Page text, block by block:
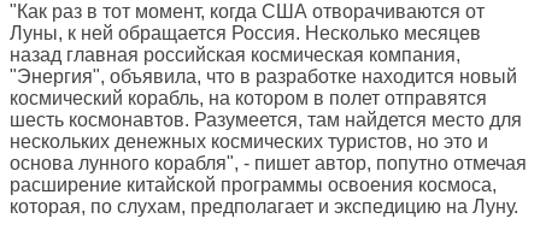
"Как раз в тот момент, когда США отворачиваются от
Луны, к ней обращается Россия. Несколько месяцев
назад главная российская космическая компания,
"Энергия", объявила, что в разработке находится новый
космический корабль, на котором в полет отправятся
шесть космонавтов. Разумеется, там найдется место для
нескольких денежных космических туристов, но это и
основа лунного корабля", - пишет автор, попутно отмечая
расширение китайской программы освоения космоса,
которая, по слухам, предполагает и экспедицию на Луну.